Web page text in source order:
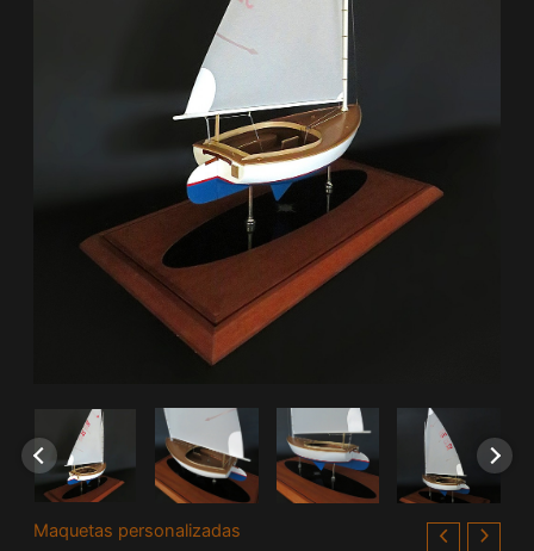
Maquetas personalizadas